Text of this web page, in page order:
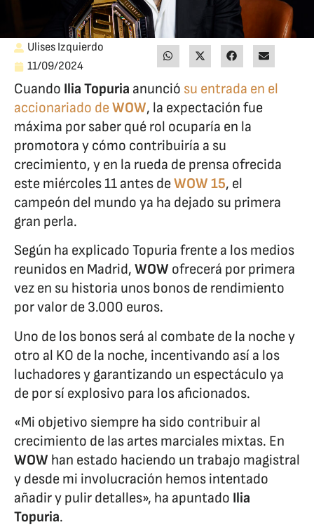
Ulises Izquierdo
11/09/2024
Cuando Ilia Topuria anunció su entrada en el
accionariado deWOW, la expectación fue
máxima por saber qué rol ocuparía en la
promotora y cómo contribuiría a su
crecimiento, y en la rueda de prensa ofrecida
este miércoles 11 antes deWOW 15, el
campeón del mundo ya ha dejado su primera
gran perla.
Según ha explicado Topuria frente a los medios
reunidos en Madrid, WOW ofrecerá por primera
vez en su historia unos bonos de rendimiento
por valor de 3.000 euros.
Uno de los bonos será al combate de la noche y
otro al KO de la noche, incentivando así a los
luchadores y garantizando un espectáculo ya
de por sí explosivo para los aficionados.
«Mi objetivo siempre ha sido contribuir al
crecimiento de las artes marciales mixtas. En
WOW han estado haciendo un trabajo magistral
y desde mi involucración hemos intentado
añadir y pulir detalles», ha apuntado Ilia
Topuria.